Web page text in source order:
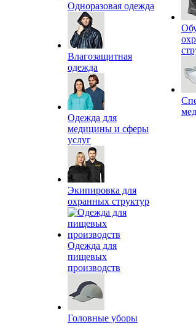
Одноразовая одежда
Влагозащитная
одежда
Одежда для
медицины и сферы
услуг
Экипировка для
охранных структур
Одежда для
пищевых
производств
Головные уборы